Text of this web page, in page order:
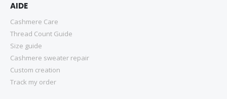
AIDE
Cashmere Care
Thread Count Guide
Size guide
Cashmere sweater repair
Custom creation
Track my order